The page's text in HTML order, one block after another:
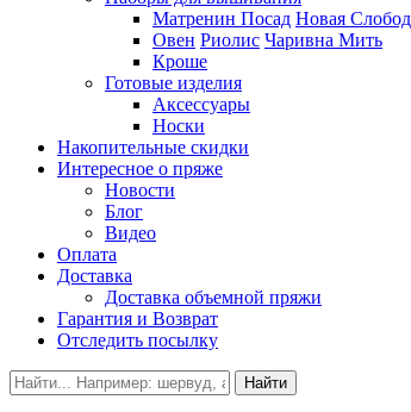
Матренин Посад Новая
Овен Риолис Чаривна Мить
Кроше
Готовые изделия
Аксессуары
Носки
Накопительные скидки
Интересное о пряже
Новости
Блог
Видео
Оплата
Доставка
Доставка объемной пряжи
Гарантия и Возврат
Отследить посылку
Найти